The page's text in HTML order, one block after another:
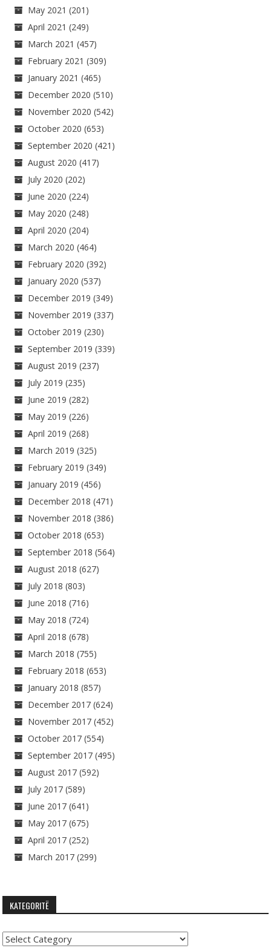
May 2021 (201)
April 2021 (249)
March 2021 (457)
February 2021 (309)
January 2021 (465)
December 2020 (510)
November 2020 (542)
October 2020 (653)
September 2020 (421)
August 2020 (417)
July 2020 (202)
June 2020 (224)
May 2020 (248)
April 2020 (204)
March 2020 (464)
February 2020 (392)
January 2020 (537)
December 2019 (349)
November 2019 (337)
October 2019 (230)
September 2019 (339)
August 2019 (237)
July 2019 (235)
June 2019 (282)
May 2019 (226)
April 2019 (268)
March 2019 (325)
February 2019 (349)
January 2019 (456)
December 2018 (471)
November 2018 (386)
October 2018 (653)
September 2018 (564)
August 2018 (627)
July 2018 (803)
June 2018 (716)
May 2018 (724)
April 2018 (678)
March 2018 (755)
February 2018 (653)
January 2018 (857)
December 2017 (624)
November 2017 (452)
October 2017 (554)
September 2017 (495)
August 2017 (592)
July 2017 (589)
June 2017 (641)
May 2017 (675)
April 2017 (252)
March 2017 (299)
KATEGORITË
Kategoritë